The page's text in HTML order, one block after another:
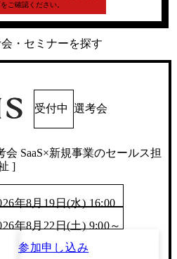
ご確認ください。
・セミナーを探す
受付中 選考会
会 SaaS×新規事業のセールス担
]
年8月19日(水) 16:00
年8月22日(土) 9:00～
参加申し込み